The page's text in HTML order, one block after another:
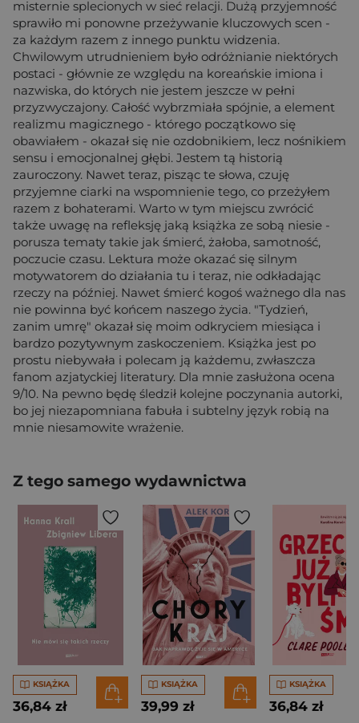
misternie splecionych w sieć relacji. Dużą przyjemność
sprawiło mi ponowne przeżywanie kluczowych scen -
za każdym razem z innego punktu widzenia.
Chwilowym utrudnieniem było odróżnianie niektórych
postaci - głównie ze względu na koreańskie imiona i
nazwiska, do których nie jestem jeszcze w pełni
przyzwyczajony. Całość wybrzmiała spójnie, a element
realizmu magicznego - którego początkowo się
obawiałem - okazał się nie ozdobnikiem, lecz nośnikiem
sensu i emocjonalnej głębi. Jestem tą historią
zauroczony. Nawet teraz, pisząc te słowa, czuję
przyjemne ciarki na wspomnienie tego, co przeżyłem
razem z bohaterami. Warto w tym miejscu zwrócić
także uwagę na refleksję jaką książka ze sobą niesie -
porusza tematy takie jak śmierć, żałoba, samotność,
poczucie czasu. Lektura może okazać się silnym
motywatorem do działania tu i teraz, nie odkładając
rzeczy na później. Nawet śmierć kogoś ważnego dla nas
nie powinna być końcem naszego życia. "Tydzień,
zanim umrę" okazał się moim odkryciem miesiąca i
bardzo pozytywnym zaskoczeniem. Książka jest po
prostu niebywała i polecam ją każdemu, zwłaszcza
fanom azjatyckiej literatury. Dla mnie zasłużona ocena
9/10. Na pewno będę śledził kolejne poczynania autorki,
bo jej niezapomniana fabuła i subtelny język robią na
mnie niesamowite wrażenie.
Z tego samego wydawnictwa
KSIĄŻKA
36,84 zł
KSIĄŻKA
39,99 zł
KSIĄŻKA
36,84 zł